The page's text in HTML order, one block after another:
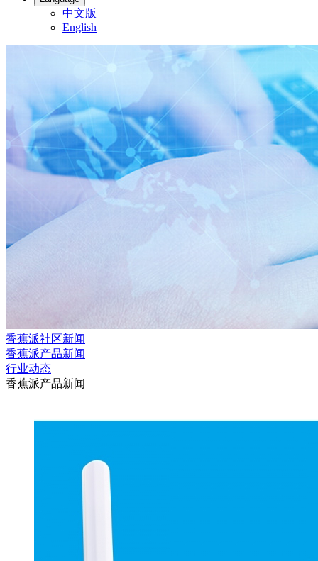
中文版
English
香蕉派社区新闻
香蕉派产品新闻
行业动态
香蕉派产品新闻